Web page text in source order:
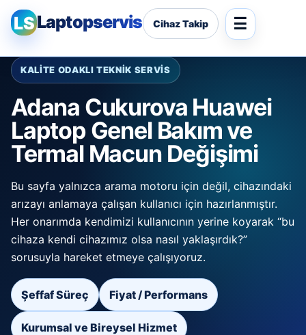
LSLaptopservis Cihaz Takip
KALİTE ODAKLI TEKNİK SERVİS
Adana Cukurova Huawei
Laptop Genel Bakım ve
Termal Macun Değişimi
Bu sayfa yalnızca arama motoru için değil, cihazındaki
arızayı anlamaya çalışan kullanıcı için hazırlanmıştır.
Her onarımda kendimizi kullanıcının yerine koyarak “bu
cihaza kendi cihazımız olsa nasıl yaklaşırdık?”
sorusuyla hareket etmeye çalışıyoruz.
Şeffaf Süreç Fiyat / Performans
Kurumsal ve Bireysel Hizmet